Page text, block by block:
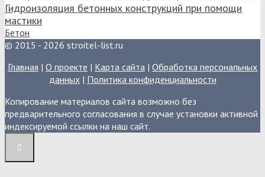
Гидроизоляция бетонных конструкций при помощи
мастики
Бетон
© 2015 - 2026 stroitel-list.ru
Главная | О проекте | Карта сайта | Обработка персональных
данных| Политика конфиденциальности
Копирование материалов сайта возможно без
предварительного согласования в случае установки активной
индексируемой ссылки на наш сайт.